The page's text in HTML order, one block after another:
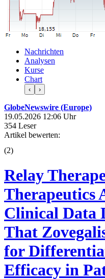
Nachrichten
Analysen
Kurse
Chart
‹ ›
GlobeNewswire (Europe)
19.05.2026 12:06 Uhr
354 Leser
Artikel bewerten:
(2)
Relay
Therapeutics
Clinical Data
That
for
Efficacy in